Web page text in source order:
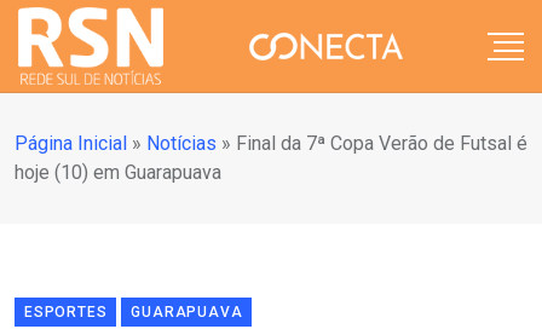
Página Inicial » Notícias » Final da 7ª Copa Verão de Futsal é
hoje (10) em Guarapuava
ESPORTES GUARAPUAVA